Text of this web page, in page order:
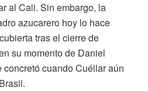
al Cali. Sin embargo, la
azucarero hoy lo hace
tras el cierre de
su momento de Daniel
cuando Cuéllar aún